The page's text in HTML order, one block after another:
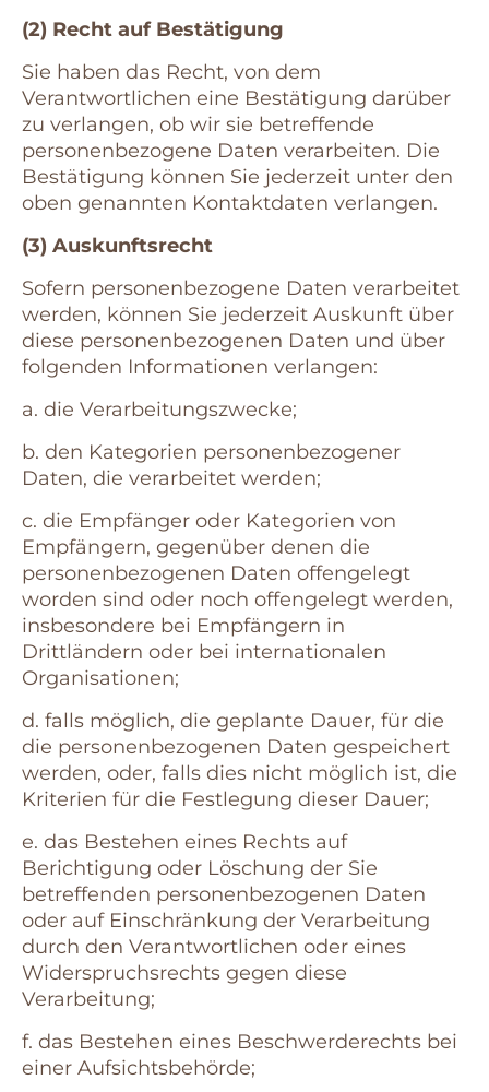
(2) Recht auf Bestätigung
Sie haben das Recht, von dem
Verantwortlichen eine Bestätigung darüber
zu verlangen, ob wir sie betreffende
personenbezogene Daten verarbeiten. Die
Bestätigung können Sie jederzeit unter den
oben genannten Kontaktdaten verlangen.
(3) Auskunftsrecht
Sofern personenbezogene Daten verarbeitet
werden, können Sie jederzeit Auskunft über
diese personenbezogenen Daten und über
folgenden Informationen verlangen:
a. die Verarbeitungszwecke;
b. den Kategorien personenbezogener
Daten, die verarbeitet werden;
c. die Empfänger oder Kategorien von
Empfängern, gegenüber denen die
personenbezogenen Daten offengelegt
worden sind oder noch offengelegt werden,
insbesondere bei Empfängern in
Drittländern oder bei internationalen
Organisationen;
d. falls möglich, die geplante Dauer, für die
die personenbezogenen Daten gespeichert
werden, oder, falls dies nicht möglich ist, die
Kriterien für die Festlegung dieser Dauer;
e. das Bestehen eines Rechts auf
Berichtigung oder Löschung der Sie
betreffenden personenbezogenen Daten
oder auf Einschränkung der Verarbeitung
durch den Verantwortlichen oder eines
Widerspruchsrechts gegen diese
Verarbeitung;
f. das Bestehen eines Beschwerderechts bei
einer Aufsichtsbehörde;